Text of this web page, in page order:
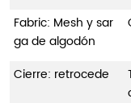
Fabric: Mesh y sar
ga de algodón
Cierre: retrocede